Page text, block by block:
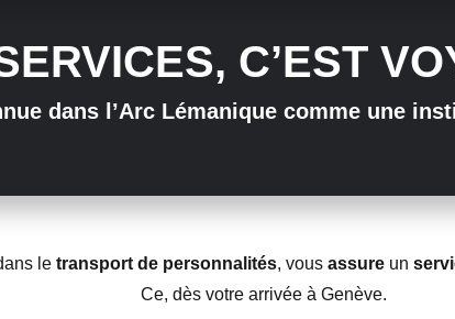
C’EST
dans l’Arc Lémanique comme une
le transport de personnalités, vous assure un
Ce, dès votre arrivée à Genève.